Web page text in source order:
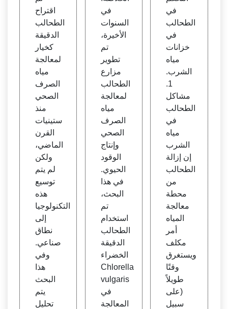
صحي
باستخ
دام ال
طحال
ب الد
قيقة:
مدى
واقعي
ة
اقتراح
الطحالب
الدقيقة
كخيار
لمعالجة
مياه
الصرف
الصحي
منذ
ستينيات
القرن
الماضي،
ولكن
لم يتم
توسيع
هذه
التكنولوجيا
إلى
نطاق
صناعي.
وفي
هذا
البحث
يتم
تحليل
صحي
البترو
كيميا
ئية بال
طحال
ب الخ
ضراء
في
السنوات
الأخيرة،
تم
تطوير
مزارع
الطحالب
لمعالجة
مياه
الصرف
الصحي
وإنتاج
الوقود
الحيوي.
في هذا
البحث،
تم
استخدام
الطحالب
الدقيقة
الخضراء
Chlorella
vulgaris
في
المعالجة
ي خزا
نات م
ياه ال
شرب
في
الطحالب
في
خزانات
مياه
الشرب.
1.
مشاكل
الطحالب
في
مياه
الشرب
إن إزالة
الطحالب
من
محطة
معالجة
المياه
أمر
مكلف
ويستغرق
وقتًا
طويلاً
(على
سبيل